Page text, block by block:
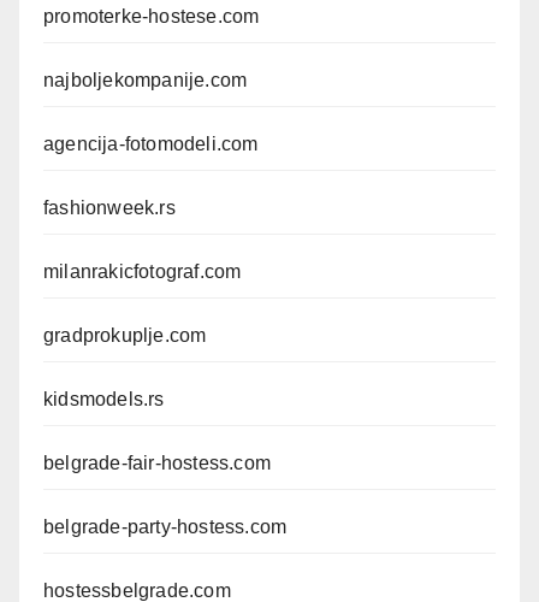
promoterke-hostese.com
najboljekompanije.com
agencija-fotomodeli.com
fashionweek.rs
milanrakicfotograf.com
gradprokuplje.com
kidsmodels.rs
belgrade-fair-hostess.com
belgrade-party-hostess.com
hostessbelgrade.com